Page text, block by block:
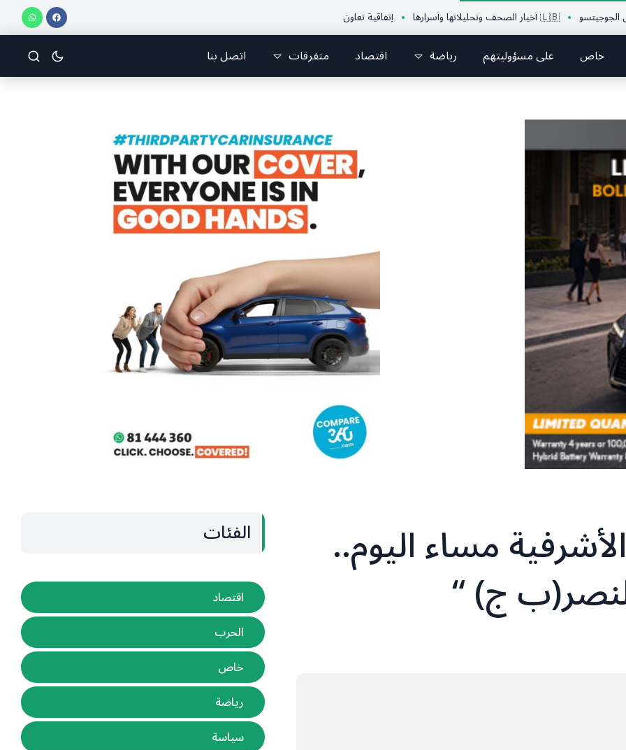
🇱🇧 أخيار الصحف وتحليلاتها وأسرارها إتفاقية تعاون بين الإتحاد اللبناني للرياضات الجوّية وجمعية طيّاري ومدرّبي الطيران الشراعي فريق جازو للسباقات
خاص على مسؤوليتهم رياضة اقتصاد متفرقات اتصل بنا
مساء اليوم..
ج) “
الفئات
اقتصاد
الحرب
خاص
رياضة
سياسة